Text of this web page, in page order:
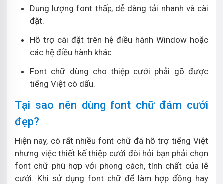
Dung lượng font thấp, dễ dàng tải nhanh và cài
đặt.
Hỗ trợ cài đặt trên hệ điều hành Window hoặc
các hệ điều hành khác.
Font chữ dùng cho thiệp cưới phải gõ được
tiếng Việt có dấu.
Tại sao nên dùng font chữ đám cưới
đẹp?
Hiện nay, có rất nhiều font chữ đã hỗ trợ tiếng Việt
nhưng việc thiết kế thiệp cưới đòi hỏi bạn phải chọn
font chữ phù hợp với phong cách, tính chất của lễ
cưới. Khi sử dụng font chữ để làm hợp đồng hay